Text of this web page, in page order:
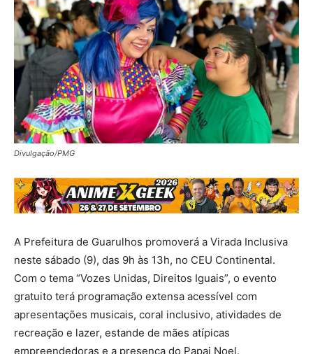
Divulgação/PMG
A Prefeitura de Guarulhos promoverá a Virada Inclusiva
neste sábado (9), das 9h às 13h, no CEU Continental.
Com o tema “Vozes Unidas, Direitos Iguais”, o evento
gratuito terá programação extensa acessível com
apresentações musicais, coral inclusivo, atividades de
recreação e lazer, estande de mães atípicas
empreendedoras e a presença do Papai Noel.